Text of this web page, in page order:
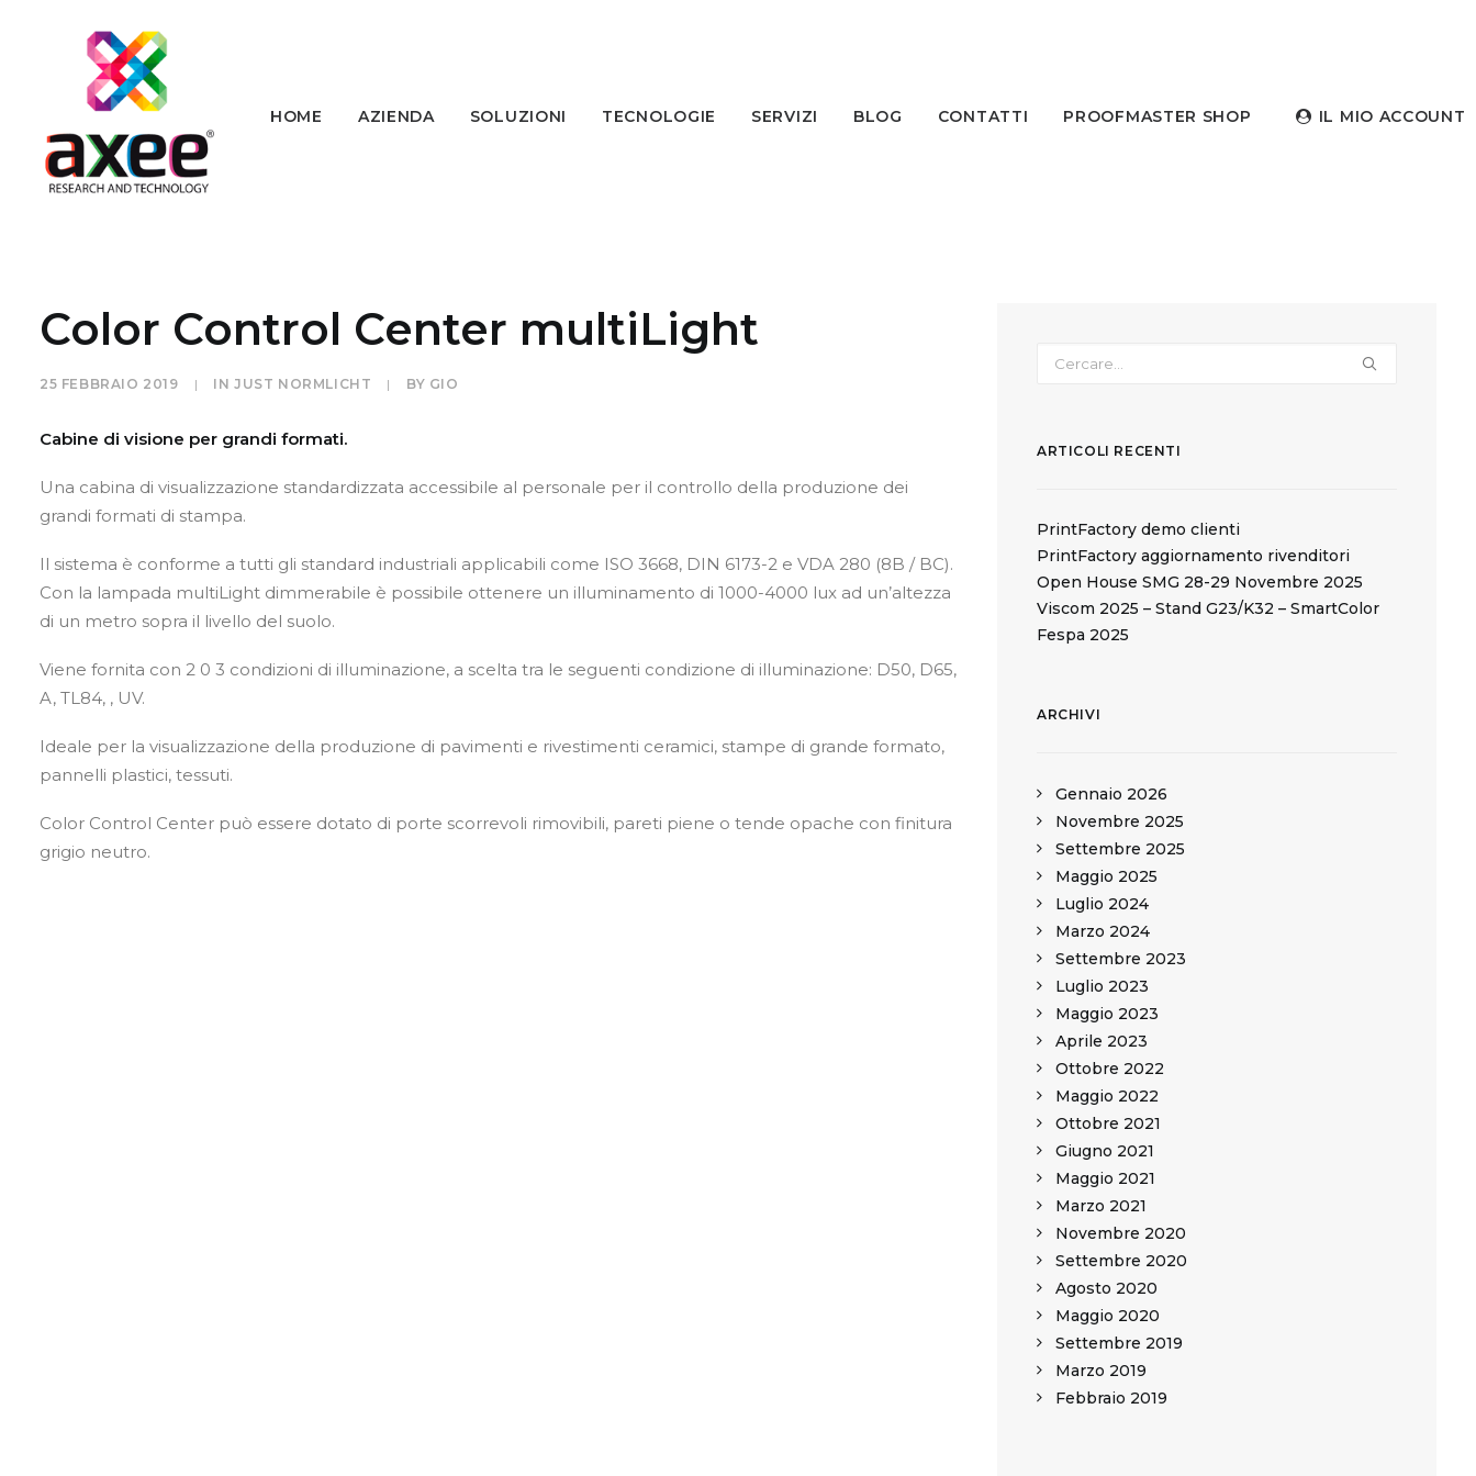
HOME AZIENDA SOLUZIONI TECNOLOGIE SERVIZI BLOG CONTATTI PROOFMASTER SHOP IL MIO ACCOUNT
Color Control Center multiLight
25 FEBBRAIO 2019 | INJUST NORMLICHT | BY GIO
Cabine di visione per grandi formati.
Una cabina di visualizzazione standardizzata accessibile al personale per il controllo della produzione dei
grandi formati di stampa.
Il sistema è conforme a tutti gli standard industriali applicabili come ISO 3668, DIN 6173-2 e VDA 280 (8B / BC).
Con la lampada multiLight dimmerabile è possibile ottenere un illuminamento di 1000-4000 lux ad un’altezza
di un metro sopra il livello del suolo.
Viene fornita con 2 0 3 condizioni di illuminazione, a scelta tra le seguenti condizione di illuminazione: D50, D65,
A, TL84, , UV.
Ideale per la visualizzazione della produzione di pavimenti e rivestimenti ceramici, stampe di grande formato,
pannelli plastici, tessuti.
Color Control Center può essere dotato di porte scorrevoli rimovibili, pareti piene o tende opache con finitura
grigio neutro.
ARTICOLI RECENTI
PrintFactory demo clienti
PrintFactory aggiornamento rivenditori
Open House SMG 28-29 Novembre 2025
Viscom 2025 – Stand G23/K32 – SmartColor
Fespa 2025
ARCHIVI
Gennaio 2026
Novembre 2025
Settembre 2025
Maggio 2025
Luglio 2024
Marzo 2024
Settembre 2023
Luglio 2023
Maggio 2023
Aprile 2023
Ottobre 2022
Maggio 2022
Ottobre 2021
Giugno 2021
Maggio 2021
Marzo 2021
Novembre 2020
Settembre 2020
Agosto 2020
Maggio 2020
Settembre 2019
Marzo 2019
Febbraio 2019